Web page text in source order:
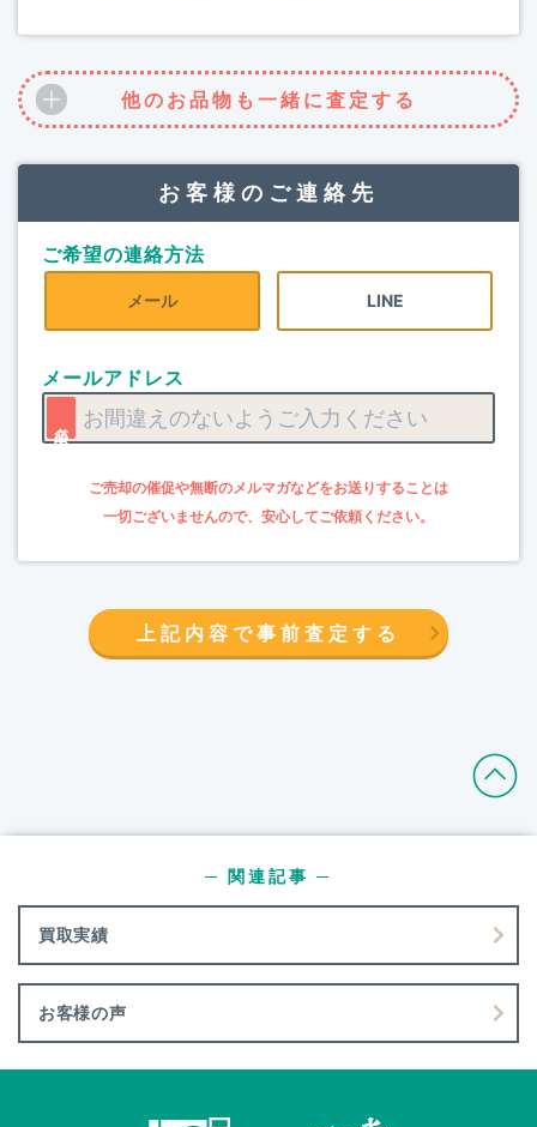
他のお品物も一緒に査定する
お客様のご連絡先
ご希望の連絡方法
メール LINE
メールアドレス
上記内容で事前査定する
買取実績
─ 関連記事 ─
お客様の声